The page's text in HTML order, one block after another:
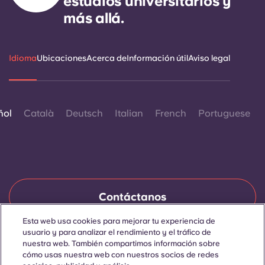
Portuguese
más allá.
IdiomaUbicacionesAcerca deInformación útilAviso legal
Català Deutsch Italian French Portuguese
Contáctanos
© 2026. Todos los derechos reservados.
Siempre que en esta página web aparezcan palabras que
Esta web usa cookies para mejorar tu experiencia de
usuario y para analizar el rendimiento y el tráfico de
nuestra web. También compartimos información sobre
cómo usas nuestra web con nuestros socios de redes